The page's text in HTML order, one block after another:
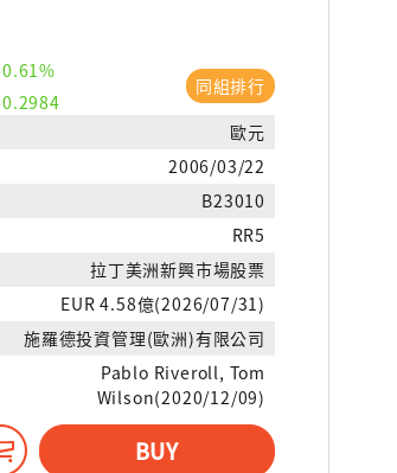
同組排行
歐元
2006/03/22
B23010
RR5
拉丁美洲新興市場股票
EUR 4.58億(2026/07/31)
施羅德投資管理(歐洲)有限公司
Pablo Riveroll, Tom
Wilson(2020/12/09)
BUY